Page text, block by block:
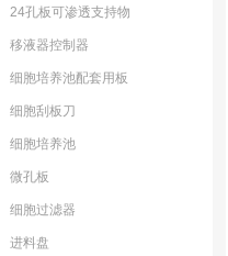
24孔板可渗透支持物
移液器控制器
细胞培养池配套用板
细胞刮板刀
细胞培养池
微孔板
细胞过滤器
进料盘